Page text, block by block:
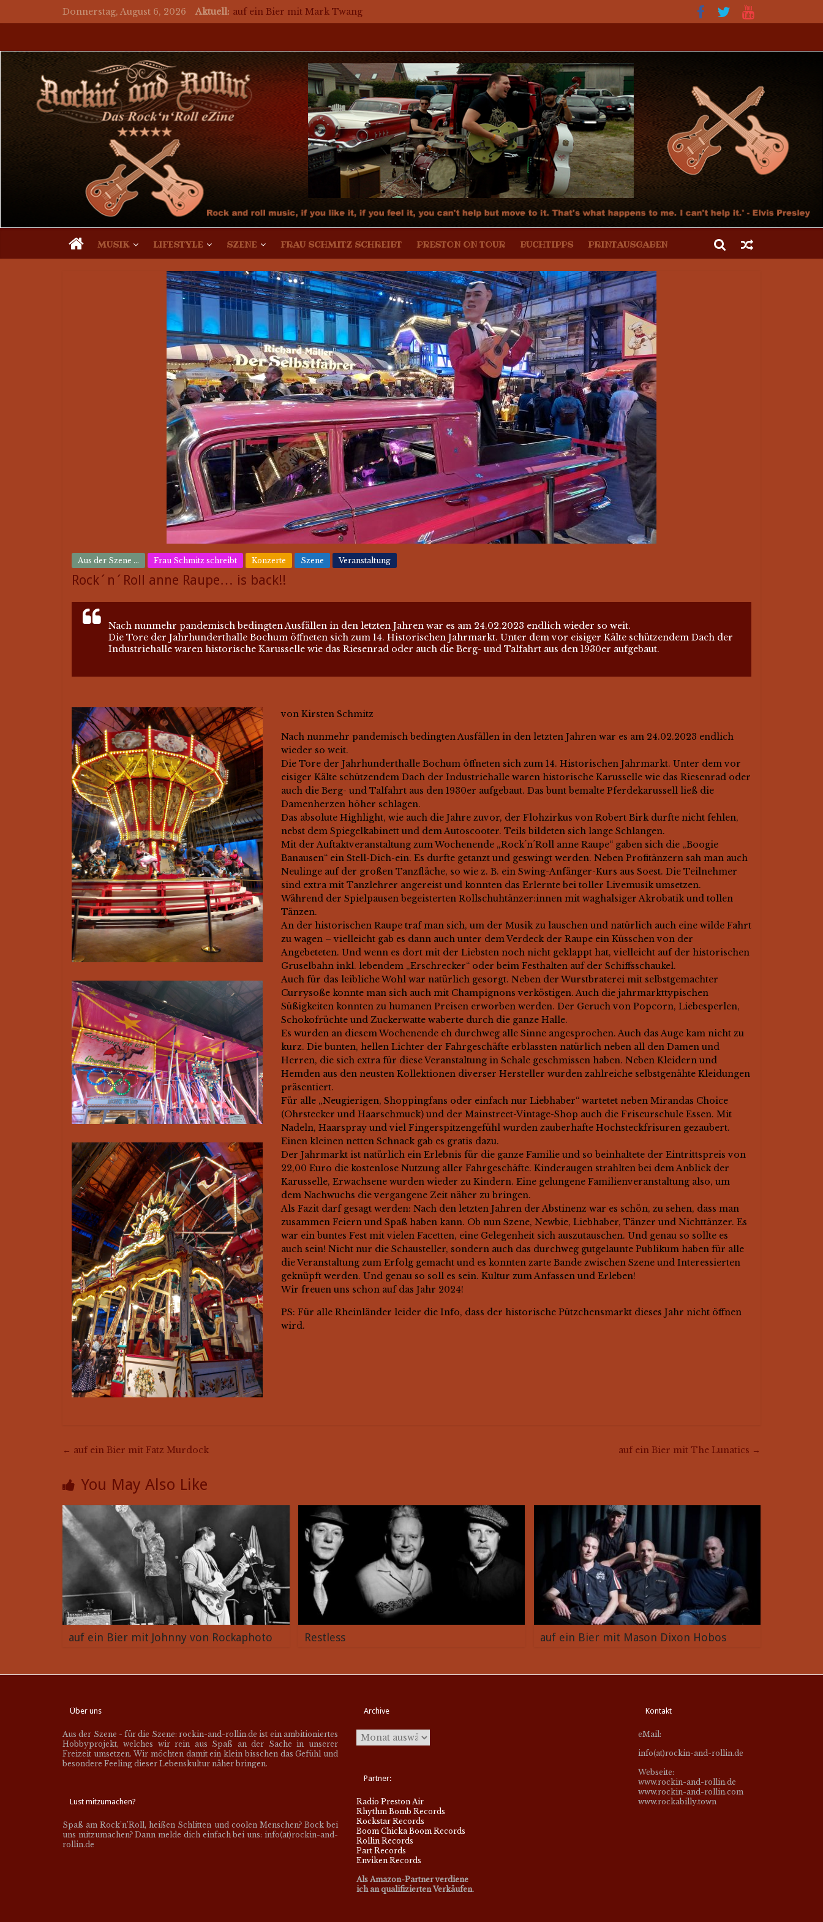
Donnerstag, August 6, 2026 Aktuell: auf ein Bier mit Mark Twang
auf ein Bier mit Mason Dixon Hobos
for a beer with The Jets (english)
Mosaik Massaker – Mosaikkunst aus dem Bereich Rockabilly, Kustom Kultur und der Hot Rod Szene
MUSIK LIFESTYLE SZENE FRAU SCHMITZ SCHREIBT PRESTON ON TOUR BUCHTIPPS PRINTAUSGABEN
Aus der Szene ... Frau Schmitz schreibt Konzerte Szene Veranstaltung
Rock´n´Roll anne Raupe… is back!!
Nach nunmehr pandemisch bedingten Ausfällen in den letzten Jahren war es am 24.02.2023 endlich wieder so weit.
Die Tore der Jahrhunderthalle Bochum öffneten sich zum 14. Historischen Jahrmarkt. Unter dem vor eisiger Kälte schützendem Dach der
Industriehalle waren historische Karusselle wie das Riesenrad oder auch die Berg- und Talfahrt aus den 1930er aufgebaut.
von Kirsten Schmitz
Nach nunmehr pandemisch bedingten Ausfällen in den letzten Jahren war es am 24.02.2023 endlich
wieder so weit.
Die Tore der Jahrhunderthalle Bochum öffneten sich zum 14. Historischen Jahrmarkt. Unter dem vor
eisiger Kälte schützendem Dach der Industriehalle waren historische Karusselle wie das Riesenrad oder
auch die Berg- und Talfahrt aus den 1930er aufgebaut. Das bunt bemalte Pferdekarussell ließ die
Damenherzen höher schlagen.
Das absolute Highlight, wie auch die Jahre zuvor, der Flohzirkus von Robert Birk durfte nicht fehlen,
nebst dem Spiegelkabinett und dem Autoscooter. Teils bildeten sich lange Schlangen.
Mit der Auftaktveranstaltung zum Wochenende „Rock´n´Roll anne Raupe“ gaben sich die „Boogie
Banausen“ ein Stell-Dich-ein. Es durfte getanzt und geswingt werden. Neben Profitänzern sah man auch
Neulinge auf der großen Tanzfläche, so wie z. B. ein Swing-Anfänger-Kurs aus Soest. Die Teilnehmer
sind extra mit Tanzlehrer angereist und konnten das Erlernte bei toller Livemusik umsetzen.
Während der Spielpausen begeisterten Rollschuhtänzer:innen mit waghalsiger Akrobatik und tollen
Tänzen.
An der historischen Raupe traf man sich, um der Musik zu lauschen und natürlich auch eine wilde Fahrt
zu wagen – vielleicht gab es dann auch unter dem Verdeck der Raupe ein Küsschen von der
Angebeteten. Und wenn es dort mit der Liebsten noch nicht geklappt hat, vielleicht auf der historischen
Gruselbahn inkl. lebendem „Erschrecker“ oder beim Festhalten auf der Schiffsschaukel.
Auch für das leibliche Wohl war natürlich gesorgt. Neben der Wurstbraterei mit selbstgemachter
Currysoße konnte man sich auch mit Champignons verköstigen. Auch die jahrmarkttypischen
Süßigkeiten konnten zu humanen Preisen erworben werden. Der Geruch von Popcorn, Liebesperlen,
Schokofrüchte und Zuckerwatte waberte durch die ganze Halle.
Es wurden an diesem Wochenende eh durchweg alle Sinne angesprochen. Auch das Auge kam nicht zu
kurz. Die bunten, hellen Lichter der Fahrgeschäfte erblassten natürlich neben all den Damen und
Herren, die sich extra für diese Veranstaltung in Schale geschmissen haben. Neben Kleidern und
Hemden aus den neusten Kollektionen diverser Hersteller wurden zahlreiche selbstgenähte Kleidungen
präsentiert.
Für alle „Neugierigen, Shoppingfans oder einfach nur Liebhaber“ wartetet neben Mirandas Choice
(Ohrstecker und Haarschmuck) und der Mainstreet-Vintage-Shop auch die Friseurschule Essen. Mit
Nadeln, Haarspray und viel Fingerspitzengefühl wurden zauberhafte Hochsteckfrisuren gezaubert.
Einen kleinen netten Schnack gab es gratis dazu.
Der Jahrmarkt ist natürlich ein Erlebnis für die ganze Familie und so beinhaltete der Eintrittspreis von
22,00 Euro die kostenlose Nutzung aller Fahrgeschäfte. Kinderaugen strahlten bei dem Anblick der
Karusselle, Erwachsene wurden wieder zu Kindern. Eine gelungene Familienveranstaltung also, um
dem Nachwuchs die vergangene Zeit näher zu bringen.
Als Fazit darf gesagt werden: Nach den letzten Jahren der Abstinenz war es schön, zu sehen, dass man
zusammen Feiern und Spaß haben kann. Ob nun Szene, Newbie, Liebhaber, Tänzer und Nichttänzer. Es
war ein buntes Fest mit vielen Facetten, eine Gelegenheit sich auszutauschen. Und genau so sollte es
auch sein! Nicht nur die Schausteller, sondern auch das durchweg gutgelaunte Publikum haben für alle
die Veranstaltung zum Erfolg gemacht und es konnten zarte Bande zwischen Szene und Interessierten
geknüpft werden. Und genau so soll es sein. Kultur zum Anfassen und Erleben!
Wir freuen uns schon auf das Jahr 2024!
PS: Für alle Rheinländer leider die Info, dass der historische Pützchensmarkt dieses Jahr nicht öffnen
wird.
← auf ein Bier mit Fatz Murdock auf ein Bier mit The Lunatics →
You May Also Like
auf ein Bier mit Johnny von Rockaphoto Restless auf ein Bier mit Mason Dixon Hobos
Über uns
Aus der Szene - für die Szene: rockin-and-rollin.de ist ein ambitioniertes
Hobbyprojekt, welches wir rein aus Spaß an der Sache in unserer
Freizeit umsetzen. Wir möchten damit ein klein bisschen das Gefühl und
besondere Feeling dieser Lebenskultur näher bringen.
Lust mitzumachen?
Spaß am Rock’n’Roll, heißen Schlitten und coolen Menschen? Bock bei
uns mitzumachen? Dann melde dich einfach bei uns: info(at)rockin-and-
rollin.de
Archive
Partner:
Radio Preston Air
Rhythm Bomb Records
Rockstar Records
Boom Chicka Boom Records
Rollin Records
Part Records
Enviken Records
Als Amazon-Partner verdiene
ich an qualifizierten Verkäufen.
Kontakt
eMail:
info(at)rockin-and-rollin.de
Webseite:
www.rockin-and-rollin.de
www.rockin-and-rollin.com
www.rockabilly.town